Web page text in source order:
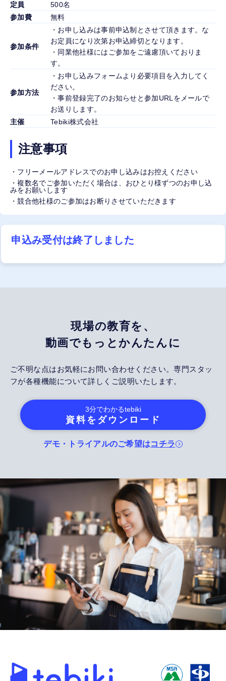
定員
500名
参加費
無料
参加条件
・お申し込みは事前申込制とさせて頂きます。な
お定員になり次第お申込締切となります。
・同業他社様にはご参加をご遠慮頂いておりま
す。
参加方法
・お申し込みフォームより必要項目を入力してく
ださい。
・事前登録完了のお知らせと参加URLをメールで
お送りします。
主催
Tebiki株式会社
注意事項
・フリーメールアドレスでのお申し込みはお控えください
・複数名でご参加いただく場合は、おひとり様ずつのお申し込
みをお願いします
・競合他社様のご参加はお断りさせていただきます
申込み受付は終了しました
現場の教育を、
動画でもっとかんたんに
ご不明な点はお気軽にお問い合わせください。専門スタッ
フが各種機能について詳しくご説明いたします。
3分でわかるtebiki
資料をダウンロード
デモ・トライアルのご希望はコチラ